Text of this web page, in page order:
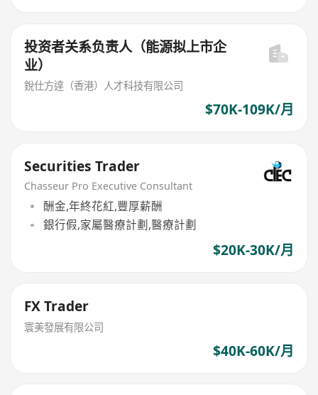
投资者关系负责人（能源拟上市企
业）
銳仕方達（香港）人才科技有限公司
$70K-109K/月
Securities Trader
Chasseur Pro Executive Consultant
酬金,年終花紅,豐厚薪酬
銀行假,家屬醫療計劃,醫療計劃
$20K-30K/月
FX Trader
寰美發展有限公司
$40K-60K/月